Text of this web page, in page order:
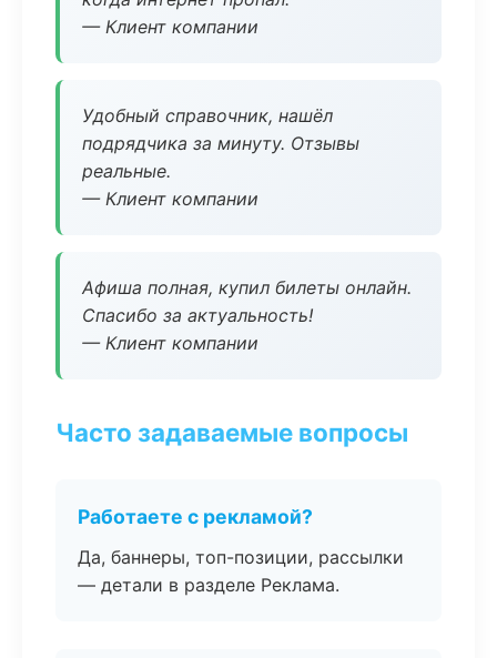
— Клиент компании
Удобный справочник, нашёл
подрядчика за минуту. Отзывы
реальные.
— Клиент компании
Афиша полная, купил билеты онлайн.
Спасибо за актуальность!
— Клиент компании
Часто задаваемые вопросы
Работаете с рекламой?
Да, баннеры, топ-позиции, рассылки
— детали в разделе Реклама.